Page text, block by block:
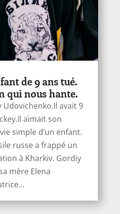
de 9 ans tué.
qui nous hante.
Udovichenko.Il avait 9
aimait son
simple d’un enfant.
russe a frappé un
à Kharkiv. Gordiy
mère Elena